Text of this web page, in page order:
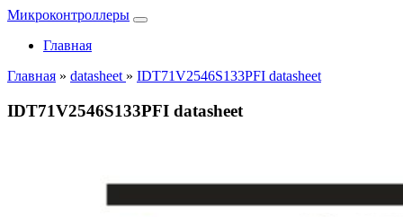
Микроконтроллеры
Главная
Главная » datasheet » IDT71V2546S133PFI datasheet
IDT71V2546S133PFI datasheet